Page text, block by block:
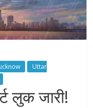
Uttar
लुक जारी!